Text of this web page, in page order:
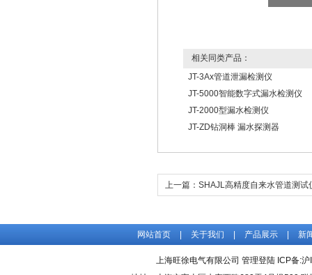
相关同类产品：
JT-3Ax管道泄漏检测仪
JT-5000智能数字式漏水检测仪
JT-2000型漏水检测仪
JT-ZD钻洞棒 漏水探测器
上一篇： SHAJL高精度自来水管道测试
网站首页 关于我们 产品展示 新
上海旺徐电气有限公司 管理登陆 ICP备:沪